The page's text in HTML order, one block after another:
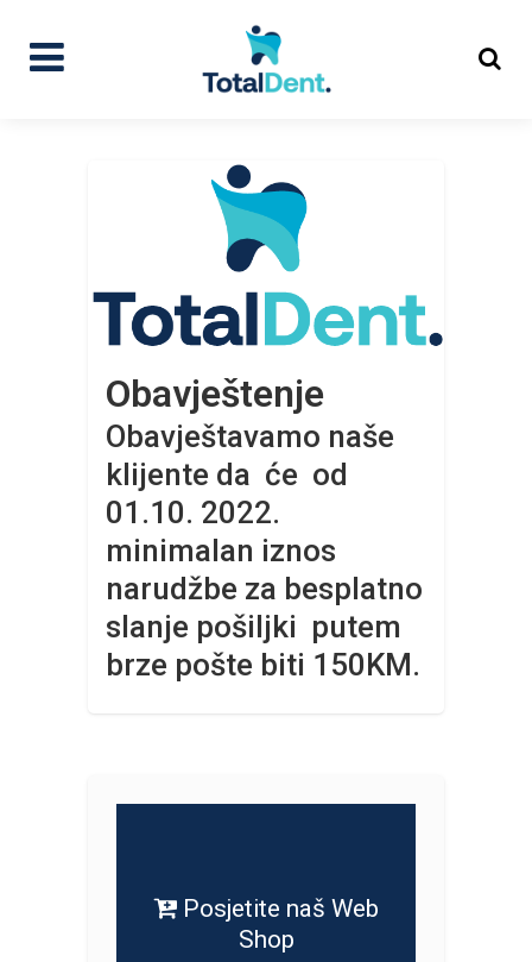
Obavještenje
Obavještavamo naše
klijente da će od
01.10. 2022.
minimalan iznos
narudžbe za besplatno
slanje pošiljki putem
brze pošte biti 150KM.
Posjetite naš Web
Shop